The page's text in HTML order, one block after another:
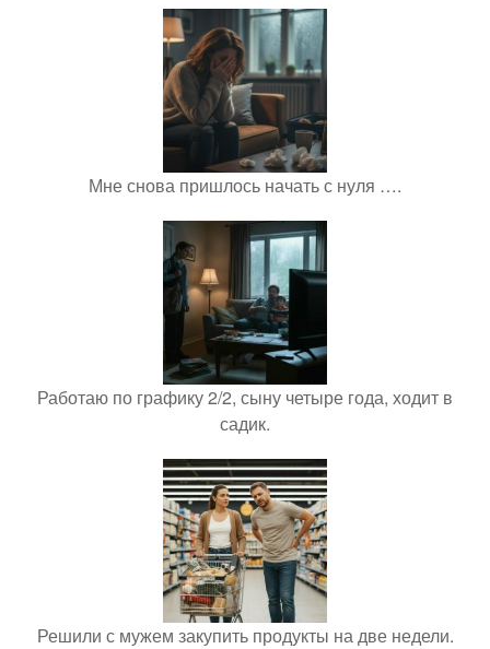
Мне снова пришлось начать с нуля ….
Работаю по графику 2/2, сыну четыре года, ходит в
садик.
Решили с мужем закупить продукты на две недели.